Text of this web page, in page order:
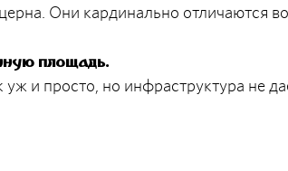
Они кардинально отличаются
площадь.
и просто, но инфраструктура не